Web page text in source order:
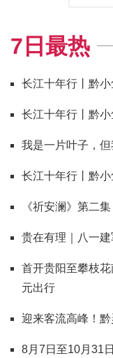
7日最热
长江十年行丨黔小
长江十年行丨黔小
我是一片叶子，
长江十年行丨黔
《祈安澜》第二集
贵在有理｜八一
首开贵阳至攀枝
元出行
迎来客流高峰！
8月7日至10月31